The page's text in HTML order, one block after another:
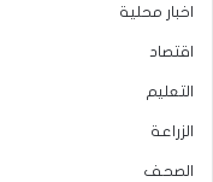
اخبار محلية
اقتصاد
التعليم
الزراعة
الصحف